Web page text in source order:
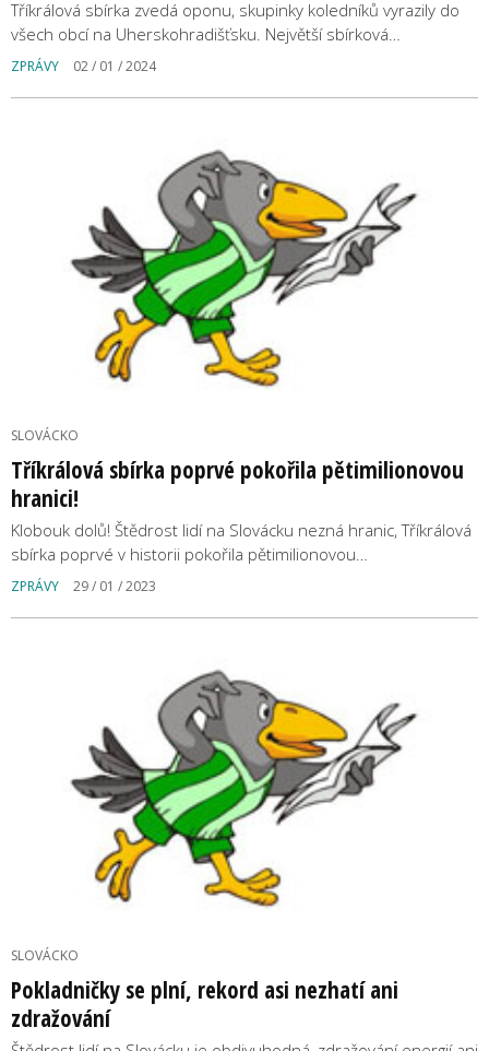
Tříkrálová sbírka zvedá oponu, skupinky koledníků vyrazily do
všech obcí na Uherskohradišťsku. Největší sbírková…
ZPRÁVY 02 / 01 / 2024
SLOVÁCKO
Tříkrálová sbírka poprvé pokořila pětimilionovou
hranici!
Klobouk dolů! Štědrost lidí na Slovácku nezná hranic, Tříkrálová
sbírka poprvé v historii pokořila pětimilionovou…
ZPRÁVY 29 / 01 / 2023
SLOVÁCKO
Pokladničky se plní, rekord asi nezhatí ani
zdražování